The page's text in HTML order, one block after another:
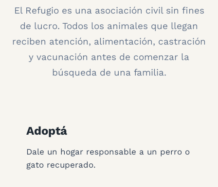
El Refugio es una asociación civil sin fines
de lucro. Todos los animales que llegan
reciben atención, alimentación, castración
y vacunación antes de comenzar la
búsqueda de una familia.
Adoptá
Dale un hogar responsable a un perro o
gato recuperado.